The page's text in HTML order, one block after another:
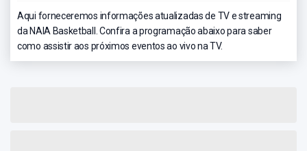
Aqui forneceremos informações atualizadas de TV e streaming
da NAIA Basketball. Confira a programação abaixo para saber
como assistir aos próximos eventos ao vivo na TV.